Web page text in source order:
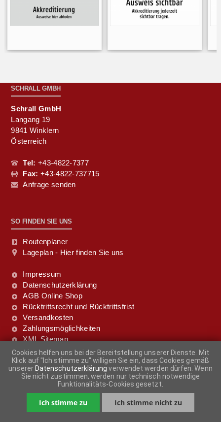
Cookies helfen uns bei der Bereitstellung unserer Dienste. Mit
Klick auf "Ich stimme zu" willigen Sie ein, dass Cookies gemäß
unserer Datenschutzerklärung verwendet werden dürfen. Wenn
Sie nicht zustimmen, werden nur technisch notwendige
Funktionalitäts-Cookies gesetzt.
Ich stimme zu Ich stimme nicht zu
- +
SCHRALL GMBH
Schrall GmbH
Langang 19
9841 Winklern
Österreich
Tel: +43-4822-7377
Fax: +43-4822-737715
Anfrage senden
SO FINDEN SIE UNS
Routenplaner
Lageplan - Hier finden Sie uns
Impressum
Datenschutzerklärung
AGB Online Shop
Rücktrittsrecht und Rücktrittsfrist
Versandkosten
Zahlungsmöglichkeiten
XML Sitemap
FOLGE UNS DOCH!